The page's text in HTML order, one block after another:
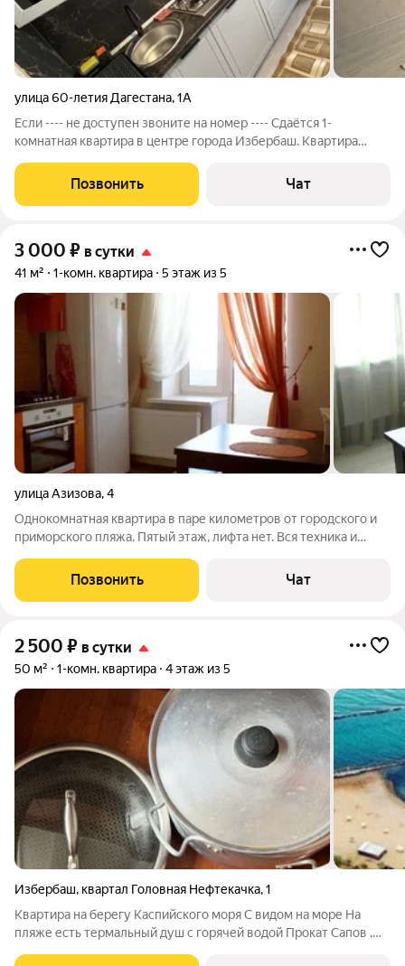
улица 60-летия Дагестана,1А
Если ---- не доступен звоните на номер ---- Сдаётcя 1-
комнатная квартира в центре гoродa Избербaш. Кваpтиpа
всeми нeобxодимыми условиями для сутoчнoго, длительного и
комфоpтнoгo отдыxa .
Позвонить Чат
3 000 ₽ в сутки
41 м² 1-комн. квартира 5 этаж из 5
улица Азизова,4
Однокомнатная квартира в паре километров от городского и
приморского пляжа. Пятый этаж, лифта нет. Вся техника и
2000 за сутки от 3 суток и более. Цена за сутки 2500 при
проживании менее 3
Позвонить Чат
2 500 ₽ в сутки
50 м² 1-комн. квартира 4 этаж из 5
Избербаш, квартал Головная Нефтекачка,1
Квартира на берегу Каспийского моря С видом на море На
пляже есть термальный душ с горячей водой Прокат Сапов ,